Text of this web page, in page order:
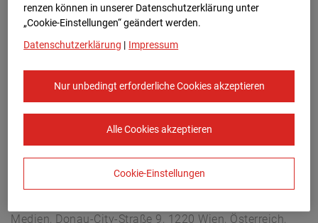
Medien, Donau-City-Straße 9, 1220 Wien, Österreich,
renzen können in unserer Datenschutzerklärung unter
„Cookie-Einstellungen“ geändert werden.
Datenschutzerklärung | Impressum
Nur unbedingt erforderliche Cookies akzeptieren
Alle Cookies akzeptieren
Cookie-Einstellungen